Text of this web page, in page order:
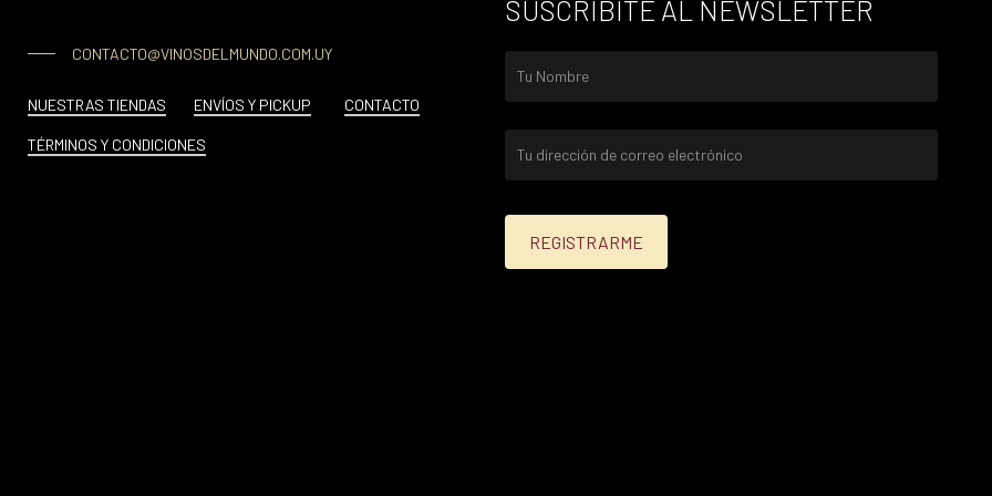
CONTACTO@VINOSDELMUNDO.COM.UY
NUESTRAS TIENDAS ENVÍOS Y PICKUP CONTACTO
TÉRMINOS Y CONDICIONES
SUSCRIBITE AL NEWSLETTER